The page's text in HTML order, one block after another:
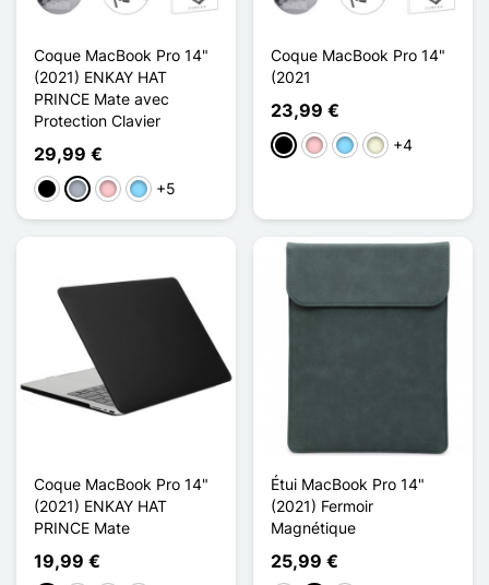
Coque MacBook Pro 14"
(2021) ENKAY HAT
PRINCE Mate avec
Protection Clavier
29,99 €
Schwarz
GrauPinkHellblau
+5
Coque MacBook Pro 14"
(2021
23,99 €
Schwarz
PinkHellblauBeige
+4
Coque MacBook Pro 14"
(2021) ENKAY HAT
PRINCE Mate
19,99 €
Étui MacBook Pro 14"
(2021) Fermoir
Magnétique
25,99 €